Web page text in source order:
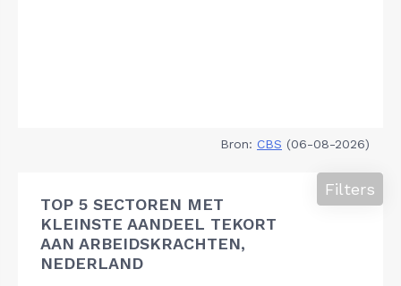
Bron: CBS (06-08-2026)
TOP 5 SECTOREN MET
KLEINSTE AANDEEL TEKORT
AAN ARBEIDSKRACHTEN,
NEDERLAND
Filters